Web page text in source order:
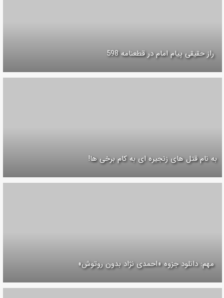
راز حقیقی پیام امام در قطعنامه 598
به نام قتل های زنجیره ای به کام برخی ها!
مهم: دانلود جزوه «احمدی نژاد بدون روتوش»